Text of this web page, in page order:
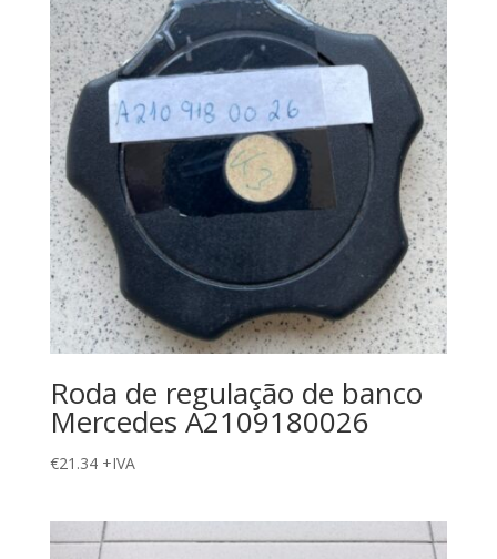
Roda de regulação de banco
Mercedes A2109180026
€21.34 +IVA